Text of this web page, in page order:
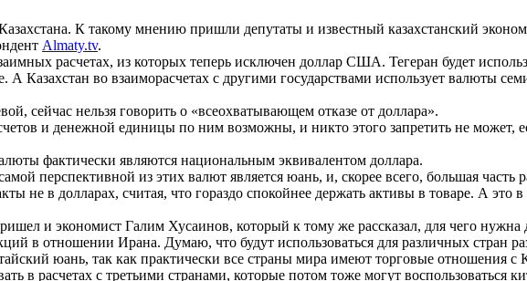
К такому мнению пришли депутаты и известный казахстанский
Almaty.tv.
расчетах, из которых теперь исключен доллар США. Тегеран будет
Казахстан во взаиморасчетах с другими государствами использует валюты
сейчас нельзя говорить о «всеохватывающем отказе от доллара».
и денежной единицы по ним возможны, и никто этого запретить не может,
фактически являются национальным эквивалентом доллара.
перспективной из этих валют является юань, и, скорее всего, большая
не в долларах, считая, что гораздо спокойнее держать активы в товаре. А
и экономист Галим Хусаинов, который к тому же рассказал, для чего нужна
в отношении Ирана. Думаю, что будут использоваться для различных стран
юань, так как практически все страны мира имеют торговые отношения
в расчетах с третьими странами, которые потом тоже могут воспользоваться